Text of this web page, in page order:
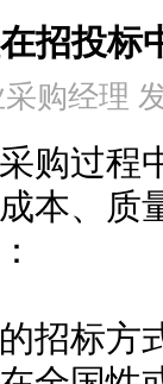
招投标
购经理
购过程
本、质
招标方